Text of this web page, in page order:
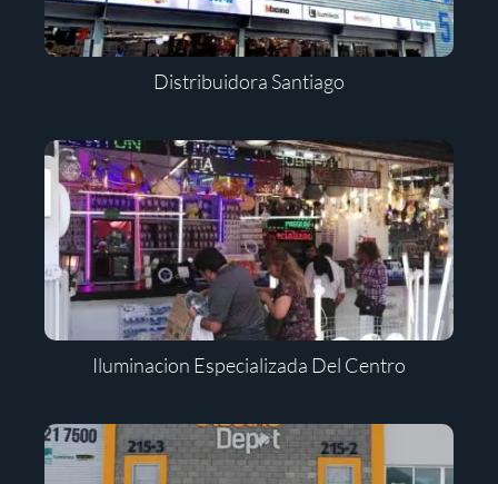
Distribuidora Santiago
Iluminacion Especializada Del Centro